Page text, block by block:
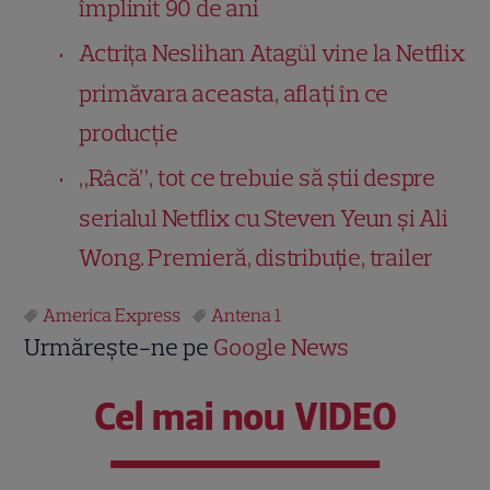
împlinit 90 de ani
Actrița Neslihan Atagül vine la Netflix
primăvara aceasta, aflați în ce
producție
„Râcă”, tot ce trebuie să știi despre
serialul Netflix cu Steven Yeun și Ali
Wong. Premieră, distribuție, trailer
America Express Antena 1
Urmărește-ne pe Google News
Cel mai nou VIDEO